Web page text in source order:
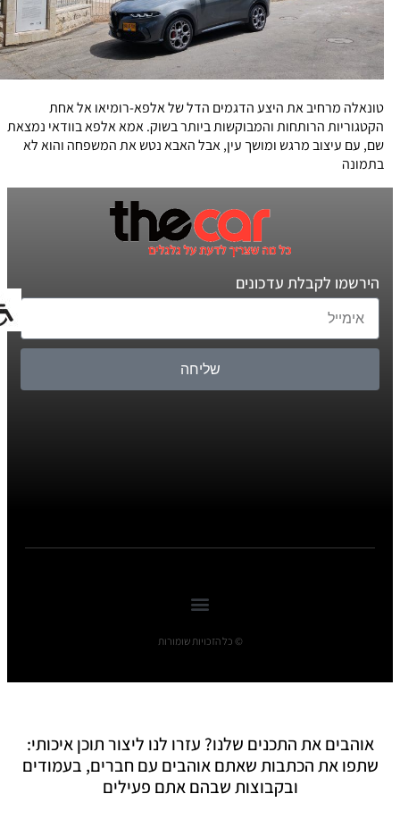
טונאלה מרחיב את היצע הדגמים הדל של אלפא-רומיאו אל אחת
הקטגוריות הרותחות והמבוקשות ביותר בשוק. אמא אלפא בוודאי נמצאת
שם, עם עיצוב מרגש ומושך עין, אבל האבא נטש את המשפחה והוא לא
בתמונה
הירשמו לקבלת עדכונים
שליחה
© כל הזכויות שומורות
אוהבים את התכנים שלנו? עזרו לנו ליצור תוכן איכותי:
שתפו את הכתבות שאתם אוהבים עם חברים, בעמודים
ובקבוצות שבהם אתם פעילים